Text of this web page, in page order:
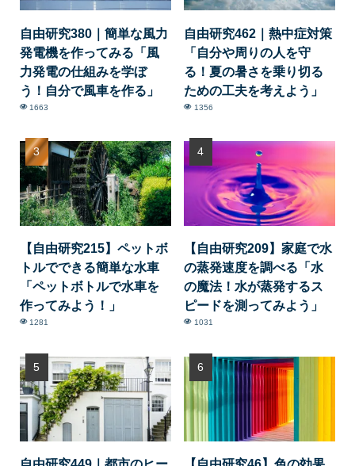
自由研究380｜簡単な風力
発電機を作ってみる「風
力発電の仕組みを学ぼ
う！自分で風車を作る」
1663
自由研究462｜熱中症対策
「自分や周りの人を守
る！夏の暑さを乗り切る
ための工夫を考えよう」
1356
【自由研究215】ペットボ
トルでできる簡単な水車
「ペットボトルで水車を
作ってみよう！」
1281
【自由研究209】家庭で水
の蒸発速度を調べる「水
の魔法！水が蒸発するス
ピードを測ってみよう」
1031